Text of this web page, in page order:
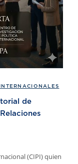
de
(CIPI) quien